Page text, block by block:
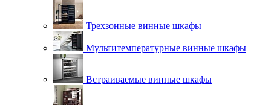
Трехзонные винные шкафы
Мультитемпературные винные шкафы
Встраиваемые винные шкафы